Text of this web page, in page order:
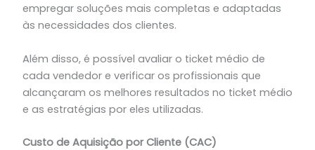
empregar soluções mais completas e adaptadas
às necessidades dos clientes.
Além disso, é possível avaliar o ticket médio de
cada vendedor e verificar os profissionais que
alcançaram os melhores resultados no ticket médio
e as estratégias por eles utilizadas.
Custo de Aquisição por Cliente (CAC)